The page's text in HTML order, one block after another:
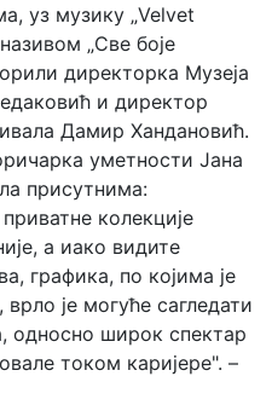
уз музику „Velvet
„Све боје
директорка Музеја
и директор
Дамир Хандановић.
уметности Јана
присутнима:
колекције
а иако видите
графика, по којима је
је могуће сагледати
односно широк спектар
током каријере". –